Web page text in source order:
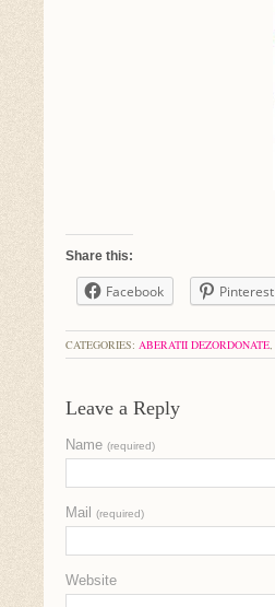
Share this:
Facebook Pinterest
CATEGORIES: ABERATII DEZORDONATE,
Leave a Reply
Name (required)
Mail (required)
Website